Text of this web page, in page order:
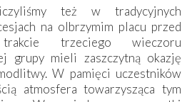
też w tradycyjnych
na olbrzymim placu przed
trzeciego wieczoru
grupy mieli zaszczytną okazję
W pamięci uczestników
atmosfera towarzysząca tym